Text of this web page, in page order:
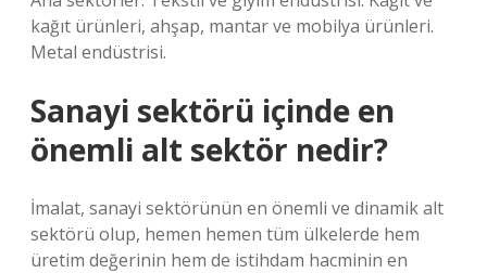
kağıt ürünleri, ahşap, mantar ve mobilya ürünleri.
Metal endüstrisi.
Sanayi sektörü içinde en
önemli alt sektör nedir?
İmalat, sanayi sektörünün en önemli ve dinamik alt
sektörü olup, hemen hemen tüm ülkelerde hem
üretim değerinin hem de istihdam hacminin en